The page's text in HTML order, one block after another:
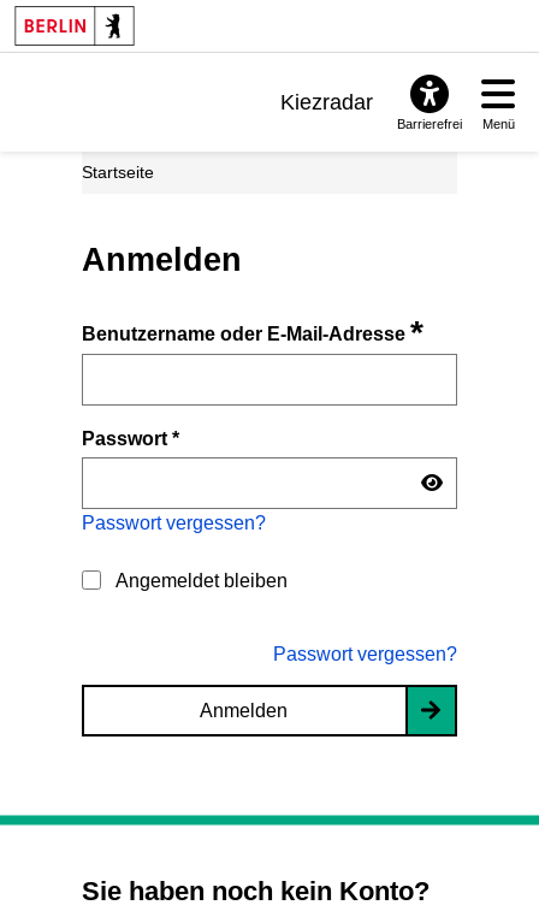
Kiezradar
Barrierefrei Menü
Startseite
Anmelden
Benutzername oder E-Mail-Adresse*
Passwort*
Passwort vergessen?
Angemeldet bleiben
Passwort vergessen?
Anmelden
Sie haben noch kein Konto?